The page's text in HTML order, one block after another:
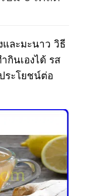
และมะนาว วิธี
กินเองได้ รส
ระโยชน์ต่อ